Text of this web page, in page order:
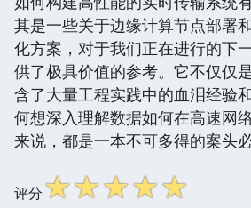
其是一些关于边缘计算节点部署
化方案，对于我们正在进行的下
供了极具价值的参考。它不仅仅
含了大量工程实践中的血泪经验
何想深入理解数据如何在高速网
来说，都是一本不可多得的案头必
评分☆☆☆☆☆